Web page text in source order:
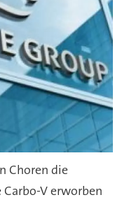
Choren die
V erworben